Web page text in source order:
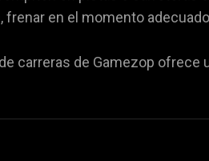
en el momento
carreras de Gamezop ofrece